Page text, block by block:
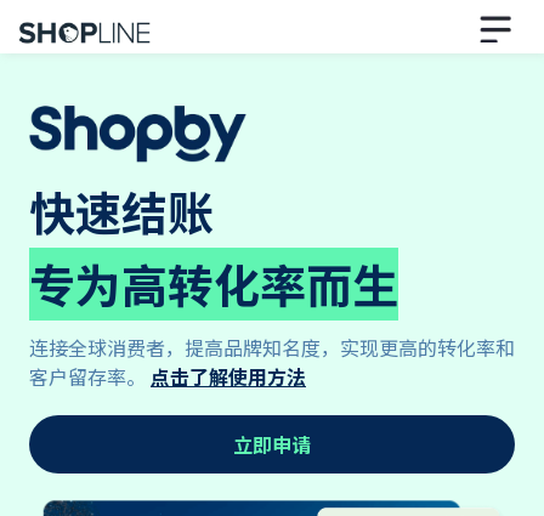
快速结账
专为高转化率而生
连接全球消费者，提高品牌知名度，实现更高的转化率和
客户留存率。 点击了解使用方法
立即申请